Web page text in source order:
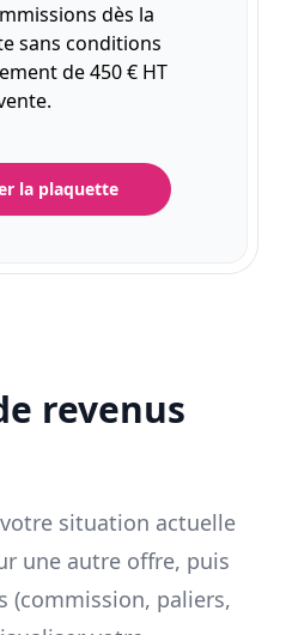
dès la
sans conditions
de 450 € HT
la plaquette
revenus
situation actuelle
une autre offre, puis
(commission, paliers,